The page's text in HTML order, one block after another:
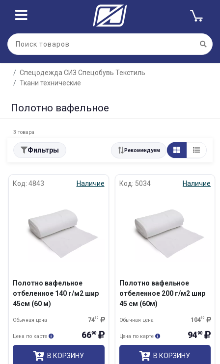
Спецодежда СИЗ Спецобувь Текстиль
Ткани технические
Полотно вафельное
3 товара
Фильтры Рекомендуем
Код: 4843 Наличие
Полотно вафельное
отбеленное 140 г/м2 шир
45см (60 м)
7490
Обычная цена
6690
Цена по карте
В КОРЗИНУ
Код: 5034 Наличие
Полотно вафельное
отбеленное 200 г/м2 шир
45 см (60м)
10490
Обычная цена
9490
Цена по карте
В КОРЗИНУ